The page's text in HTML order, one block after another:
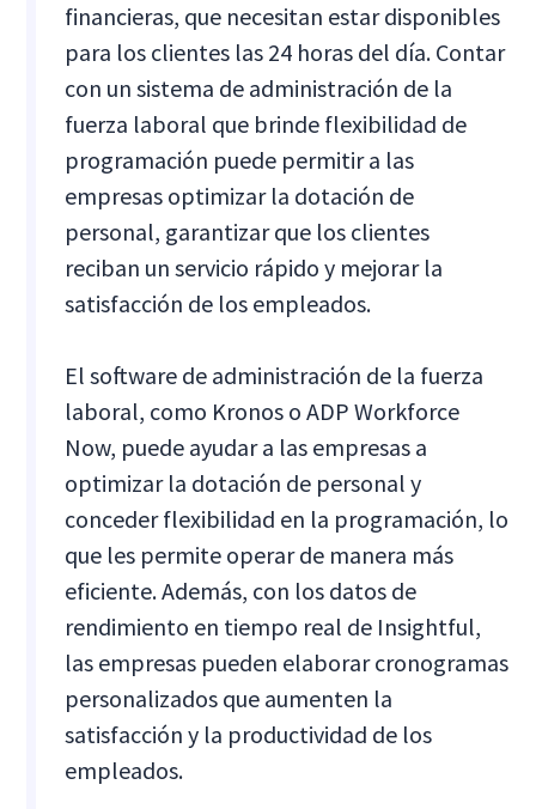
financieras, que necesitan estar disponibles
para los clientes las 24 horas del día. Contar
con un sistema de administración de la
fuerza laboral que brinde flexibilidad de
programación puede permitir a las
empresas optimizar la dotación de
personal, garantizar que los clientes
reciban un servicio rápido y mejorar la
satisfacción de los empleados.
El software de administración de la fuerza
laboral, como Kronos o ADP Workforce
Now, puede ayudar a las empresas a
optimizar la dotación de personal y
conceder flexibilidad en la programación, lo
que les permite operar de manera más
eficiente. Además, con los datos de
rendimiento en tiempo real de Insightful,
las empresas pueden elaborar cronogramas
personalizados que aumenten la
satisfacción y la productividad de los
empleados.